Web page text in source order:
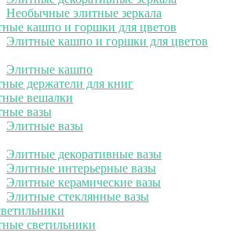
Необычные элитные зеркала
кашпо и горшки для цветов
Элитные кашпо и горшки для цветов
Элитные кашпо
держатели для книг
вешалки
вазы
Элитные вазы
Элитные декоративные вазы
Элитные интерьерные вазы
Элитные керамические вазы
Элитные стеклянные вазы
светильники